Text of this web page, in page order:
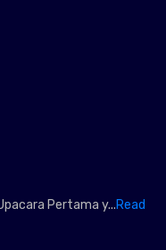
Pertama y...Read